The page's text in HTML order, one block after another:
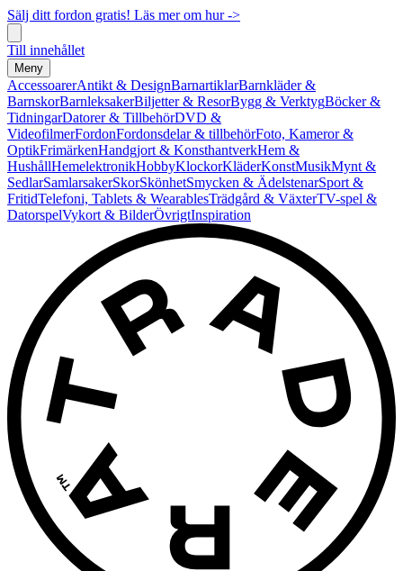
Sälj ditt fordon gratis! Läs mer om hur ->
Till innehållet
Meny
AccessoarerAntikt & DesignBarnartiklarBarnkläder &
BarnskorBarnleksakerBiljetter & ResorBygg & VerktygBöcker &
TidningarDatorer & TillbehörDVD &
VideofilmerFordonFordonsdelar & tillbehörFoto, Kameror &
OptikFrimärkenHandgjort & KonsthantverkHem &
HushållHemelektronikHobbyKlockorKläderKonstMusikMynt &
SedlarSamlarsakerSkorSkönhetSmycken & ÄdelstenarSport &
FritidTelefoni, Tablets & WearablesTrädgård & VäxterTV-spel &
DatorspelVykort & BilderÖvrigtInspiration